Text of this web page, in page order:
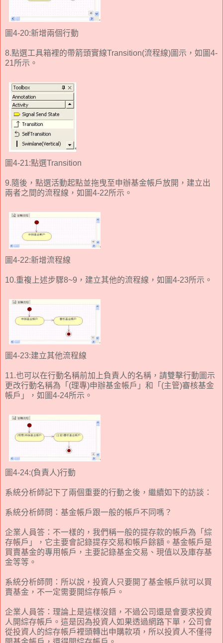
圖4-20:新增兩個行動
8.點選工具箱裡的帶箭頭實線Transition(流程線)圖示，如圖4-
21所示。
圖4-21:點選Transition
9.隨後，點選活動起點並拖曳至申辦基金帳戶放開，建立出
兩者之間的流程線，如圖4-22所示。
圖4-22:新增流程線
10.重複上述步驟8~9，建立其他的流程線，如圖4-23所示。
圖4-23:建立其他流程線
11.也可以在行動名稱前加上負責人的名稱，請雙擊行動圖示
更改行動名稱為「(理專)申辦基金帳戶」和「(主管)審核基金
帳戶」，如圖4-24所示。
圖4-24:(負責人)行動
系統分析師記下了兩個重要的行動之後，繼續如下的訪談：
系統分析師問：基金帳戶跟一般的帳戶不同嗎？
企業人員答：不一樣的，我們稱一般的提存款的帳戶為「綜
存帳戶」，它主要會記錄提存交易和帳戶餘額。基金帳戶是
買賣基金的專用帳戶，主要記錄基金交易、現值以及庫存基
金等等。
系統分析師問：所以說，投資人只要開了基金帳戶就可以買
賣基金，不一定需要開綜存帳戶。
企業人員答：理論上是這樣沒錯，不過公司還是會要求投資
人開綜存帳戶。這是因為投資人如果透過網路下單，公司會
從投資人的綜存帳戶裡頭轉出申購款項，所以投資人不僅得